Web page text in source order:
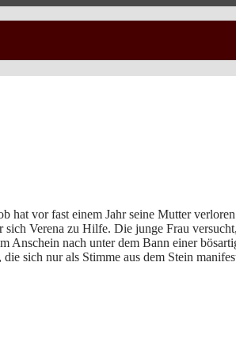
hat vor fast einem Jahr seine Mutter
sich Verena zu Hilfe. Die junge Frau
Anschein nach unter dem Bann einer
sich nur als Stimme aus dem Stein